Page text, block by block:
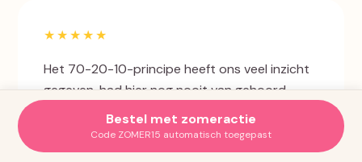
★★★★★
Het 70-20-10-principe heeft ons veel inzicht
gegeven, had hier nog nooit van gehoord.
Onze oudste is 9 en heel temperamentvol. We
weten nu precies hoe en wat.
Bestel met zomeractie
Code ZOMER15 automatisch toegepast